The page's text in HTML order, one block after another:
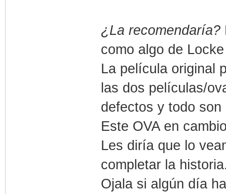
¿La recomendaría?
como algo de
La película original
las dos películas/
defectos y todo
Este OVA en
Les diría que lo
completar la
Ojala si algún día